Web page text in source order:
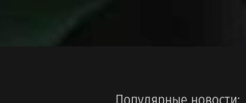
Популярные новости: